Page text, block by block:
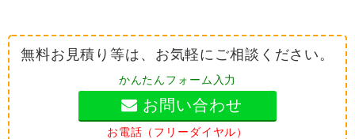
無料お見積り等は、お気軽にご相談ください。
かんたんフォーム入力
お問い合わせ
お電話（フリーダイヤル）